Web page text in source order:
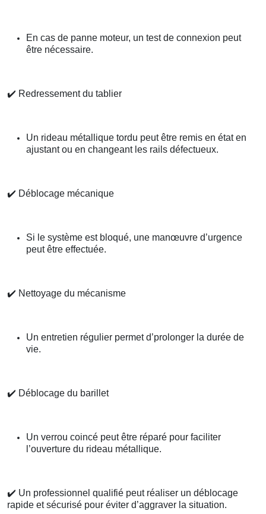
En cas de panne moteur, un test de connexion peut
être nécessaire.
✔️ Redressement du tablier
Un rideau métallique tordu peut être remis en état en
ajustant ou en changeant les rails défectueux.
✔️ Déblocage mécanique
Si le système est bloqué, une manœuvre d’urgence
peut être effectuée.
✔️ Nettoyage du mécanisme
Un entretien régulier permet d’prolonger la durée de
vie.
✔️ Déblocage du barillet
Un verrou coincé peut être réparé pour faciliter
l’ouverture du rideau métallique.
✔️ Un professionnel qualifié peut réaliser un déblocage
rapide et sécurisé pour éviter d’aggraver la situation.